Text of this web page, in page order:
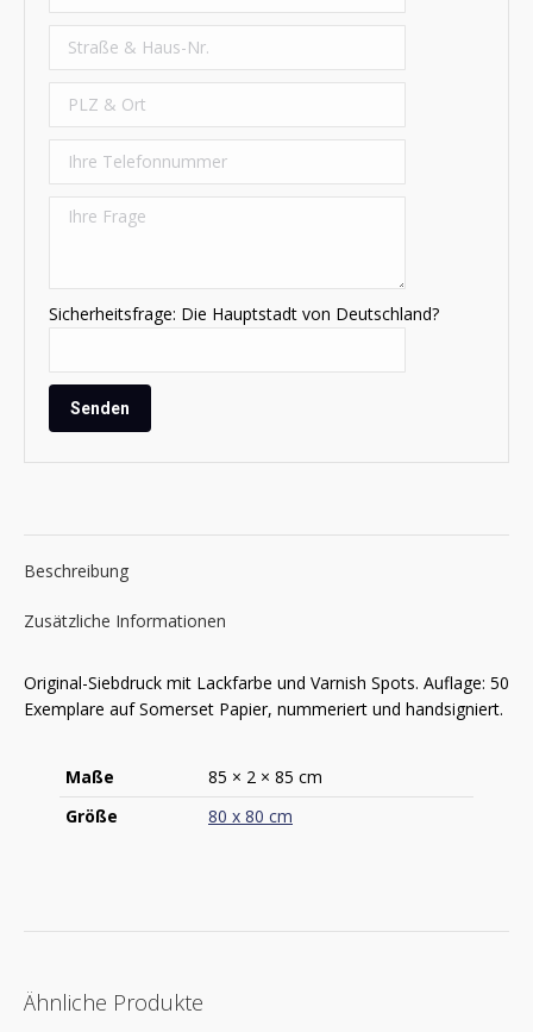
Sicherheitsfrage: Die Hauptstadt von Deutschland?
Beschreibung
Zusätzliche Informationen
Original-Siebdruck mit Lackfarbe und Varnish Spots. Auflage: 50
Exemplare auf Somerset Papier, nummeriert und handsigniert.
Maße
85 × 2 × 85 cm
Größe
80 x 80 cm
Ähnliche Produkte